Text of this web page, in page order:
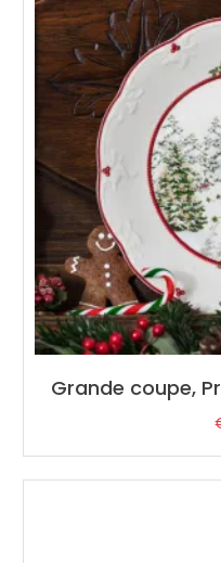
Grande coupe,